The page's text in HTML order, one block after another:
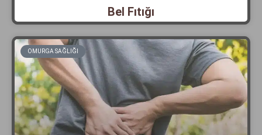
Bel Fıtığı
OMURGA SAĞLIĞI